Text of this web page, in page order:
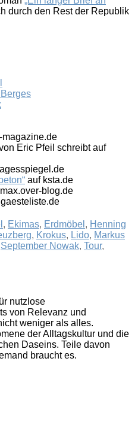
durch den Rest der Republik
magazine.de
Eric Pfeil schreibt auf
auf ksta.de
blog.de
, Ekimas, Erdmöbel , Henning
, Krokus, Lido, Markus
September Nowak, Tour,
nutzlose
von Relevanz und
weniger als alles.
der Alltagskultur und die
Daseins. Teile davon
braucht es.